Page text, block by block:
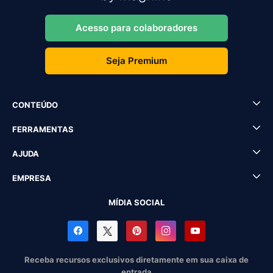
Acesso para colaboradores
Seja Premium
CONTEÚDO
FERRAMENTAS
AJUDA
EMPRESA
MÍDIA SOCIAL
Receba recursos exclusivos diretamente em sua caixa de